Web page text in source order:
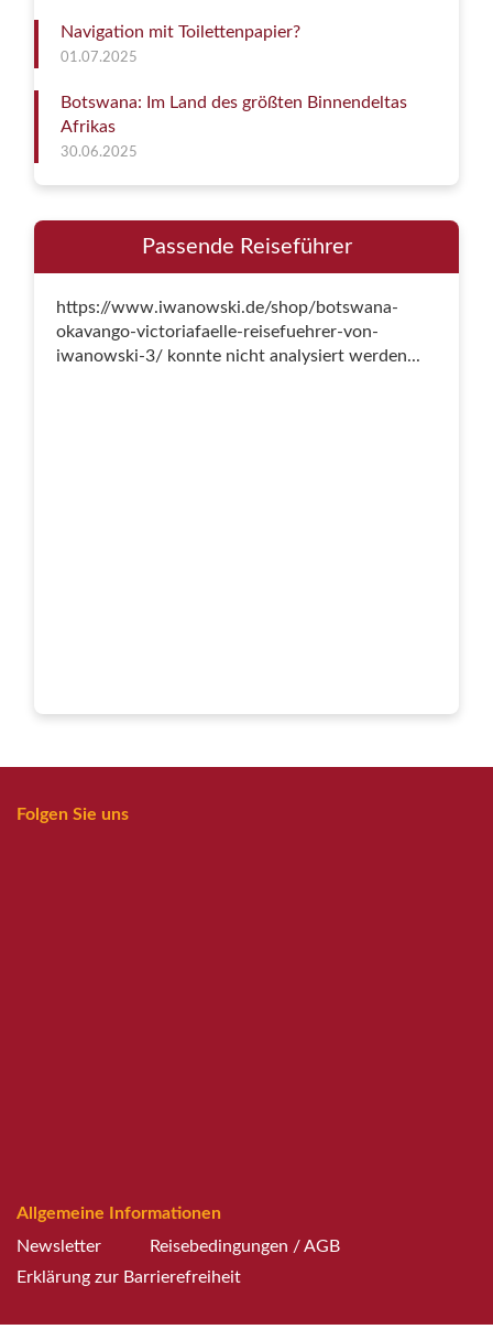
Navigation mit Toilettenpapier?
01.07.2025
Botswana: Im Land des größten Binnendeltas
Afrikas
30.06.2025
Passende Reiseführer
https://www.iwanowski.de/shop/botswana-
okavango-victoriafaelle-reisefuehrer-von-
iwanowski-3/ konnte nicht analysiert werden...
Folgen Sie uns
Allgemeine Informationen
Newsletter
Reisebedingungen / AGB
Erklärung zur Barrierefreiheit